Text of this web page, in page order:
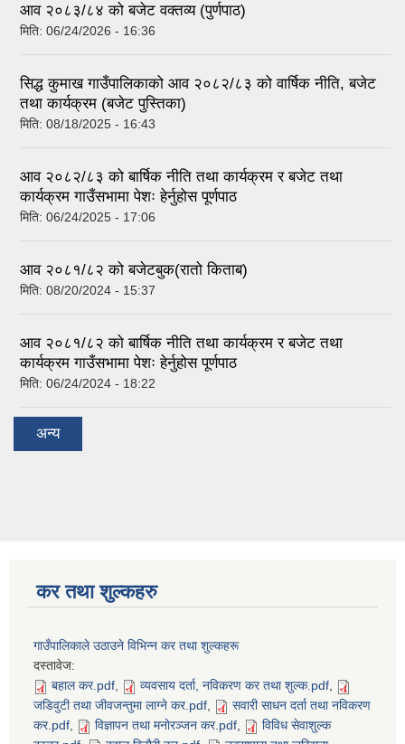
आव २०८३/८४ को बजेट वक्तव्य (पुर्णपाठ)
मिति: 06/24/2026 - 16:36
सिद्ध कुमाख गाउँपालिकाको आव २०८२/८३ को वार्षिक नीति, बजेट
तथा कार्यक्रम (बजेट पुस्तिका)
मिति: 08/18/2025 - 16:43
आव २०८२/८३ को बार्षिक नीति तथा कार्यक्रम र बजेट तथा
कार्यक्रम गाउँसभामा पेशः हेर्नुहोस पूर्णपाठ
मिति: 06/24/2025 - 17:06
आव २०८१/८२ को बजेटबुक(रातो किताब)
मिति: 08/20/2024 - 15:37
आव २०८१/८२ को बार्षिक नीति तथा कार्यक्रम र बजेट तथा
कार्यक्रम गाउँसभामा पेशः हेर्नुहोस पूर्णपाठ
मिति: 06/24/2024 - 18:22
अन्य
कर तथा शुल्कहरु
गाउँपालिकाले उठाउने विभिन्न कर तथा शुल्कहरू
दस्तावेज:
बहाल कर.pdf, व्यवसाय दर्ता, नविकरण कर तथा शुल्क.pdf,
जडिवुटी तथा जीवजन्तुमा लाग्ने कर.pdf,
सवारी साधन दर्ता तथा नविकरण
कर.pdf, विज्ञापन तथा मनोरञ्जन कर.pdf,
विविध सेवाशुल्क